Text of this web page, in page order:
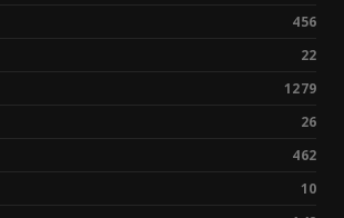
456
22
1279
26
462
10